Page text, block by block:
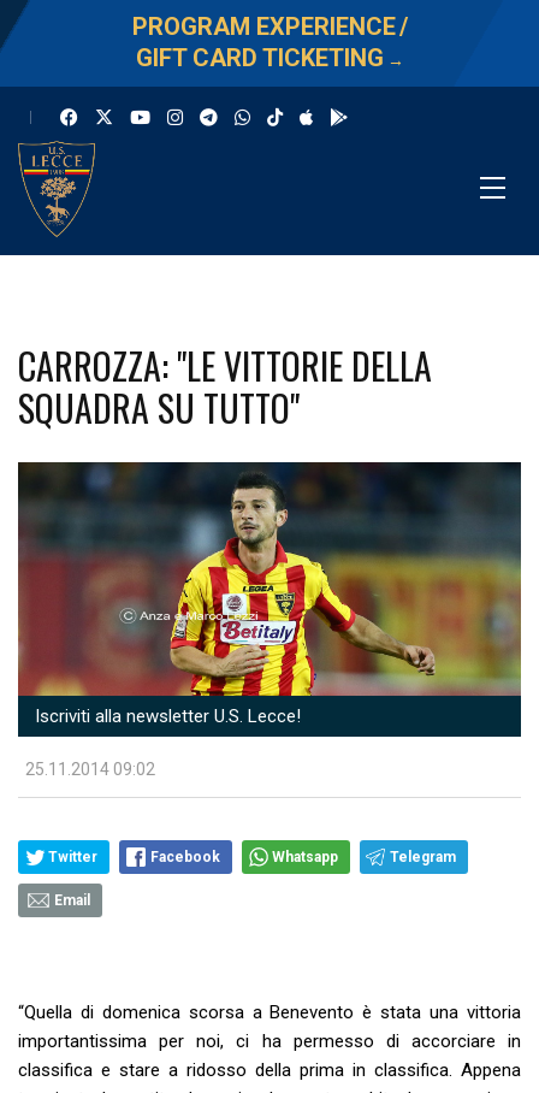
PROGRAM EXPERIENCE/
GIFT CARD TICKETING →
CARROZZA: "LE VITTORIE DELLA
SQUADRA SU TUTTO"
Iscriviti alla newsletter U.S. Lecce!
25.11.2014 09:02
Twitter Facebook Whatsapp Telegram
Email
“Quella di domenica scorsa a Benevento è stata una vittoria
importantissima per noi, ci ha permesso di accorciare in
classifica e stare a ridosso della prima in classifica. Appena